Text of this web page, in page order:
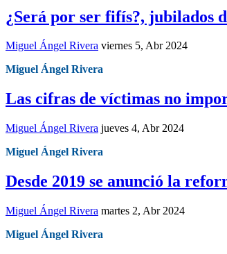
¿Será por ser fifís?, jubilados
Miguel Ángel Rivera viernes 5, Abr 2024
Miguel Ángel Rivera
Las cifras de víctimas no
Miguel Ángel Rivera jueves 4, Abr 2024
Miguel Ángel Rivera
Desde 2019 se anunció la
Miguel Ángel Rivera martes 2, Abr 2024
Miguel Ángel Rivera